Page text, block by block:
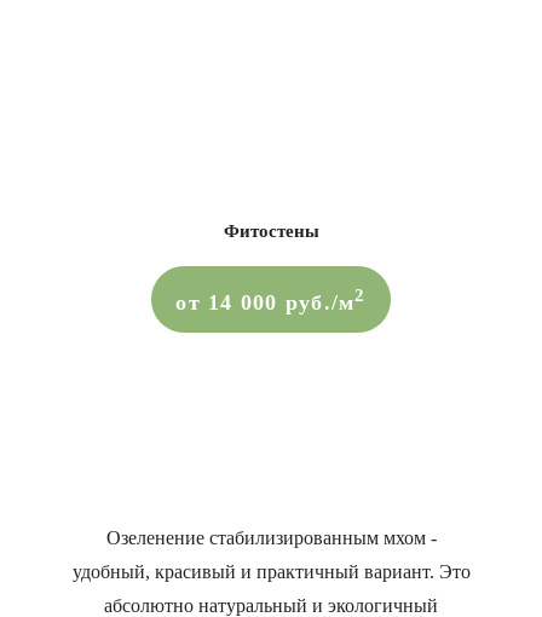
Фитостены
от 14 000 руб./м2
Озеленение стабилизированным мхом -
удобный, красивый и практичный вариант. Это
абсолютно натуральный и экологичный